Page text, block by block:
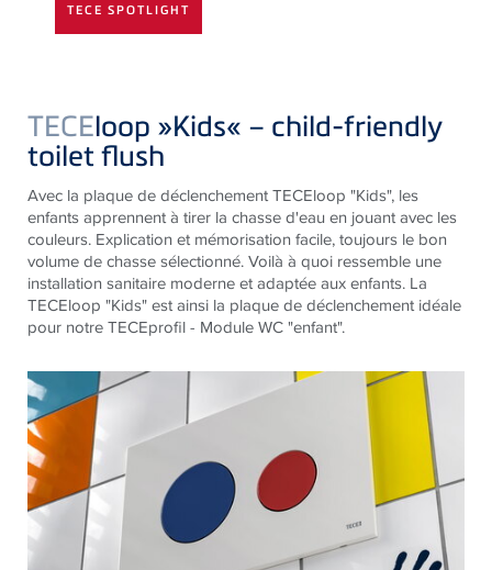
TECE SPOTLIGHT
TECEloop »Kids« – child-friendly
toilet flush
Avec la plaque de déclenchement TECEloop "Kids", les
enfants apprennent à tirer la chasse d'eau en jouant avec les
couleurs. Explication et mémorisation facile, toujours le bon
volume de chasse sélectionné. Voilà à quoi ressemble une
installation sanitaire moderne et adaptée aux enfants. La
TECEloop "Kids" est ainsi la plaque de déclenchement idéale
pour notre TECEprofil - Module WC "enfant".